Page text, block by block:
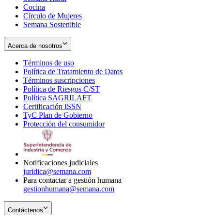
Cocina
Círculo de Mujeres
Semana Sostenible
Acerca de nosotros
Términos de uso
in
new
window
Política de Tratamiento de Datos
Términos suscripciones
in
Política de Riesgos C/ST
Política SAGRILAFT
new
window
Certificación ISSN
in
new
TyC Plan de Gobierno
in
Protección del consumidorOpens
Notificaciones judiciales
juridica@semana.com
Para contactar a gestión humana
gestionhumana@semana.com
Contáctenos